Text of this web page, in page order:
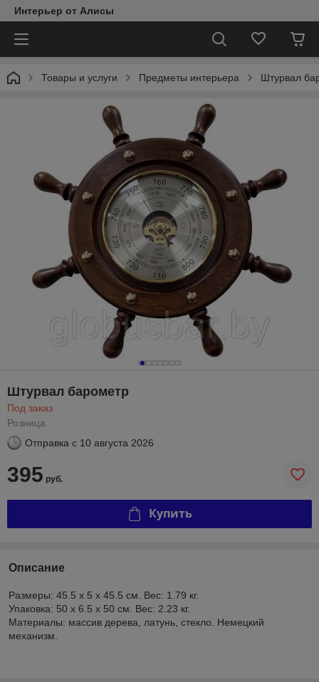
Интерьер от Алисы
Товары и услуги Предметы интерьера Штурвал
Штурвал барометр
Под заказ
Розница
Отправка с 10 августа 2026
395 руб.
Купить
Описание
Размеры: 45.5 x 5 x 45.5 см. Вес: 1.79 кг.
Упаковка: 50 x 6.5 x 50 см. Вес: 2.23 кг.
Материалы: массив дерева, латунь, стекло. Немецкий
механизм.